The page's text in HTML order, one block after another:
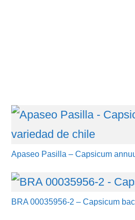
Apaseo Pasilla – Capsicum
BRA 00035956-2 – Capsicum